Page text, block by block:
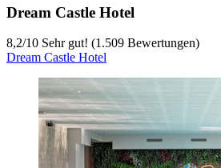
Dream Castle Hotel
8,2/10 Sehr gut! (1.509 Bewertungen)
Dream Castle Hotel